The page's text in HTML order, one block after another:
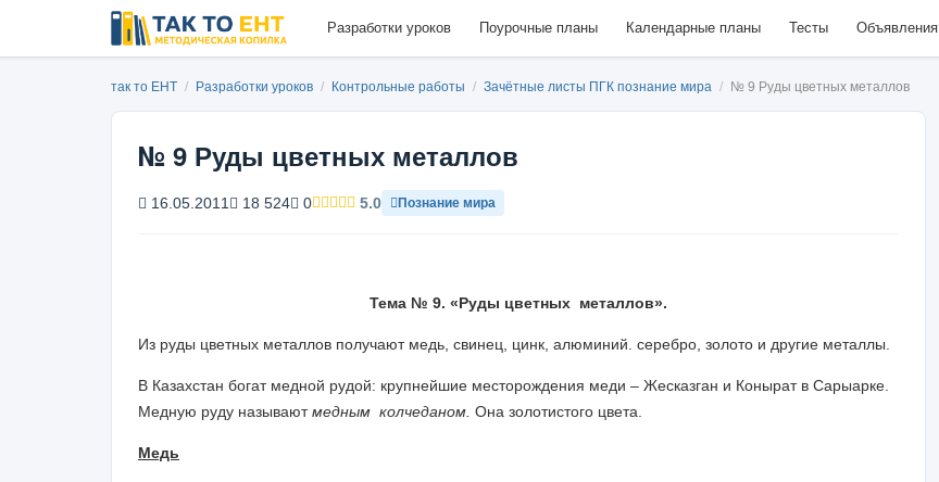
Разработки уроков Поурочные планы Календарные планы Тесты Объявления
так то ЕНТ / Разработки уроков / Контрольные работы / Зачётные листы ПГК познание мира / № 9 Руды цветных металлов
№ 9 Руды цветных металлов
16.05.2011 18 524 0 5.0 Познание мира
Тема № 9. «Руды цветных металлов».
Из руды цветных металлов получают медь, свинец, цинк, алюминий. серебро, золото и другие металлы.
В Казахстан богат медной рудой: крупнейшие месторождения меди – Жесказган и Конырат в Сарыарке.
Медную руду называютмедным колчеданом. Она золотистого цвета.
Медь